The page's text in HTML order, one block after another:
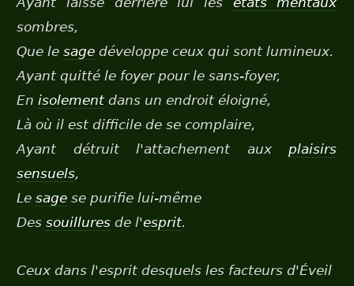
sombres,
Que lesage développe ceux qui sont lumineux.
Ayant quitté le foyer pour le sans-foyer,
Enisolement dans un endroit éloigné,
Là où il est difficile de se complaire,
Ayant détruit l'attachement auxplaisirs
sensuels,
Lesage se purifie lui-même
Dessouillures de l'esprit.
Ceux dans l'esprit desquels les facteurs d'Éveil